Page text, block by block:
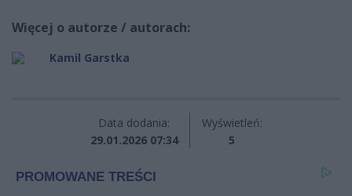
Więcej o autorze / autorach:
Kamil Garstka
Data dodania:
29.01.2026 07:34
Wyświetleń:
5